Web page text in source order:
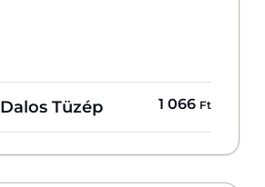
Dalos Tüzép 1 066 Ft